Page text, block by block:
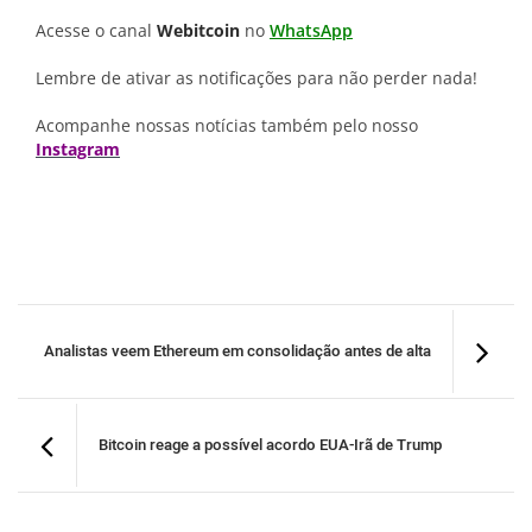
Acesse o canal Webitcoin no WhatsApp
Lembre de ativar as notificações para não perder nada!
Acompanhe nossas notícias também pelo nosso
Instagram
Analistas veem Ethereum em consolidação antes de alta
Bitcoin reage a possível acordo EUA-Irã de Trump